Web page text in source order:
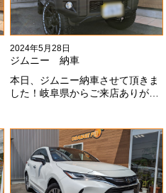
2024年5月28日
ジムニー 納車
本日、ジムニー納車させて頂きま
した！岐阜県からご来店ありがと
ープンカントリー、ホイールと、
可愛い仕様になりました！これか
らもよろしくお願いします
#x1f647;#x200d;#x2640;#xfe0f;